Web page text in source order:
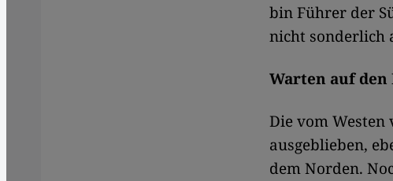
bin Führer der
nicht sonderlich
Warten auf den
Die vom
ausgeblieben,
dem Norden.